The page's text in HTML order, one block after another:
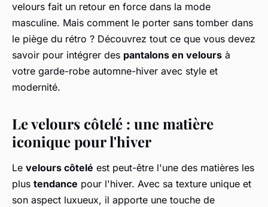
velours fait un retour en force dans la mode
masculine. Mais comment le porter sans tomber dans
le piège du rétro ? Découvrez tout ce que vous devez
savoir pour intégrer des pantalons en velours à
votre garde-robe automne-hiver avec style et
modernité.
Le velours côtelé : une matière
iconique pour l'hiver
Le velours côtelé est peut-être l'une des matières les
plus tendance pour l'hiver. Avec sa texture unique et
son aspect luxueux, il apporte une touche de